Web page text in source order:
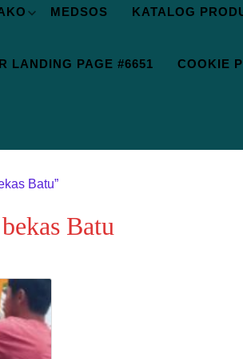
MEDSOS KATALOG
LANDING PAGE #6651 COOKIE
Batu”
Batu